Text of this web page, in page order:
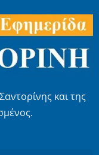
και της